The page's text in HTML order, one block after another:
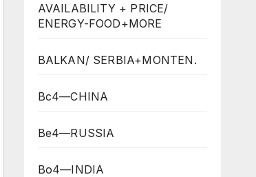
AVAILABILITY + PRICE/
ENERGY-FOOD+MORE
BALKAN/ SERBIA+MONTEN.
Bc4—CHINA
Be4—RUSSIA
Bo4—INDIA